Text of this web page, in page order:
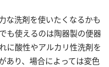
な洗剤を使いたくなるかも
も使えるのは陶器製の便器
に酸性やアルカリ性洗剤を
あり、場合によっては変色